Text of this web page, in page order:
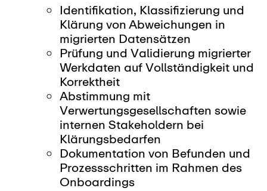
Identifikation, Klassifizierung und
Klärung von Abweichungen in
migrierten Datensätzen
Prüfung und Validierung migrierter
Werkdaten auf Vollständigkeit und
Korrektheit
Abstimmung mit
Verwertungsgesellschaften sowie
internen Stakeholdern bei
Klärungsbedarfen
Dokumentation von Befunden und
Prozessschritten im Rahmen des
Onboardings